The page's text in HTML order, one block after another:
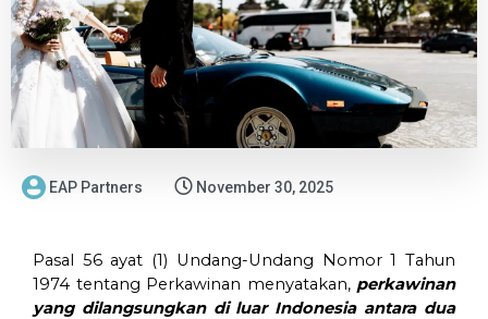
EAP Partners November 30, 2025
Pasal 56 ayat (1) Undang-Undang Nomor 1 Tahun
1974 tentang Perkawinan menyatakan, perkawinan
yang dilangsungkan di luar Indonesia antara dua